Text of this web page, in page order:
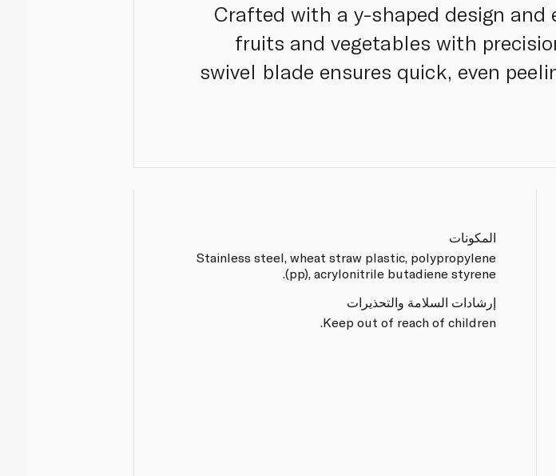
Crafted with a y-shaped design
fruits and vegetables with
swivel blade ensures quick, even
المكونات
Stainless steel, wheat straw plastic, polypropylene
(pp), acrylonitrile butadiene styrene.
إرشادات السلامة والتحذيرات
Keep out of reach of children.